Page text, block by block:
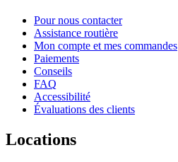
Pour nous contacter
Assistance routière
Mon compte et mes commandes
Paiements
Conseils
FAQ
Accessibilité
Évaluations des clients
Locations